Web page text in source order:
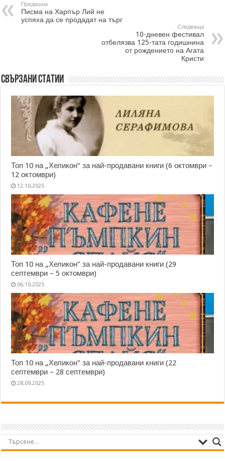
Предишна
Писма на Харпър Лий не
успяха да се продадат на търг
Следваща
10-дневен фестивал
отбелязва 125-тата годишнина
от рождението на Агата
Кристи
Свързани статии
Топ 10 на „Хеликон” за най-продавани книги (6 октомври –
12 октомври)
12.10.2025
Топ 10 на „Хеликон” за най-продавани книги (29
септември – 5 октомври)
06.10.2025
Топ 10 на „Хеликон” за най-продавани книги (22
септември – 28 септември)
28.09.2025